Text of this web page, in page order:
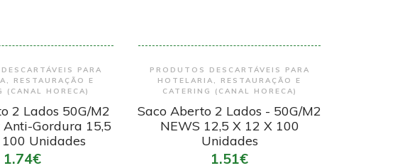
PARA
RESTAURAÇÃO E
(CANAL HORECA)
2 Lados 50G/M2
Gordura 15,5
Unidades
1.74€
Encomendar
PRODUTOS DESCARTÁVEIS PARA
HOTELARIA, RESTAURAÇÃO E
CATERING (CANAL HORECA)
Saco Aberto 2 Lados - 50G/M2
NEWS 12,5 X 12 X 100
Unidades
1.51€